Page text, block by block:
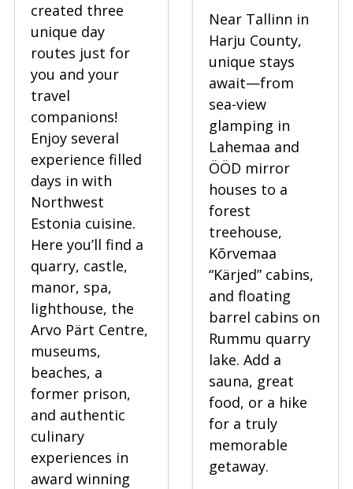
created three
unique day
routes just for
you and your
travel
companions!
Enjoy several
experience filled
days in with
Northwest
Estonia cuisine.
Here you’ll find a
quarry, castle,
manor, spa,
lighthouse, the
Arvo Pärt Centre,
museums,
beaches, a
former prison,
and authentic
culinary
experiences in
award winning
Near Tallinn in
Harju County,
unique stays
await—from
sea-view
glamping in
Lahemaa and
ÖÖD mirror
houses to a
forest
treehouse,
Kõrvemaa
“Kärjed” cabins,
and floating
barrel cabins on
Rummu quarry
lake. Add a
sauna, great
food, or a hike
for a truly
memorable
getaway.